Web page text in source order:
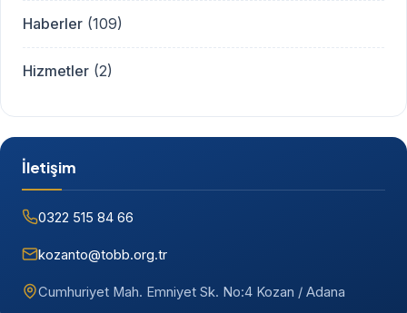
Haberler (109)
Hizmetler (2)
İletişim
0322 515 84 66
kozanto@tobb.org.tr
Cumhuriyet Mah. Emniyet Sk. No:4 Kozan / Adana